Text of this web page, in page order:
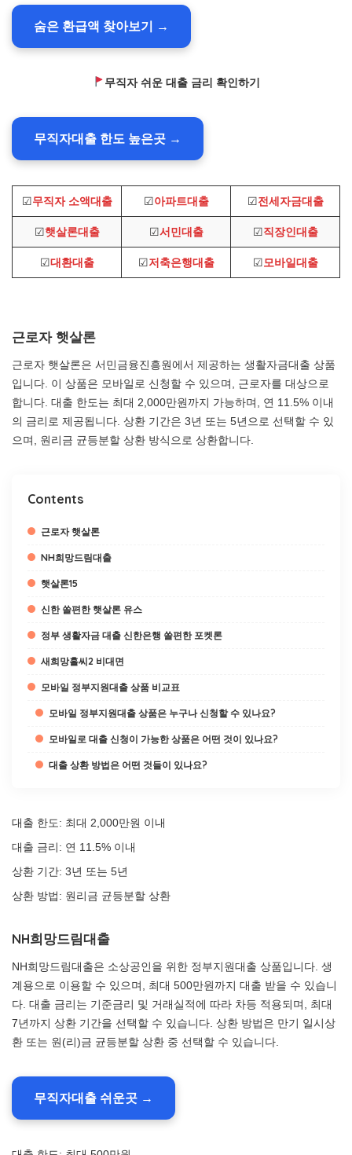
숨은 환급액 찾아보기 →
무직자 쉬운 대출 금리 확인하기
무직자대출 한도 높은곳 →
☑무직자 소액대출 ☑아파트대출 ☑전세자금대출
☑햇살론대출 ☑서민대출 ☑직장인대출
☑대환대출 ☑저축은행대출 ☑모바일대출
근로자 햇살론
근로자 햇살론은 서민금융진흥원에서 제공하는 생활자금대출 상품
입니다. 이 상품은 모바일로 신청할 수 있으며, 근로자를 대상으로
합니다. 대출 한도는 최대 2,000만원까지 가능하며, 연 11.5% 이내
의 금리로 제공됩니다. 상환 기간은 3년 또는 5년으로 선택할 수 있
으며, 원리금 균등분할 상환 방식으로 상환합니다.
Contents
근로자 햇살론
NH희망드림대출
햇살론15
신한 쏠편한 햇살론 유스
정부 생활자금 대출 신한은행 쏠편한 포켓론
새희망홀씨2 비대면
모바일 정부지원대출 상품 비교표
모바일 정부지원대출 상품은 누구나 신청할 수 있나요?
모바일로 대출 신청이 가능한 상품은 어떤 것이 있나요?
대출 상환 방법은 어떤 것들이 있나요?
대출 한도: 최대 2,000만원 이내
대출 금리: 연 11.5% 이내
상환 기간: 3년 또는 5년
상환 방법: 원리금 균등분할 상환
NH희망드림대출
NH희망드림대출은 소상공인을 위한 정부지원대출 상품입니다. 생
계용으로 이용할 수 있으며, 최대 500만원까지 대출 받을 수 있습니
다. 대출 금리는 기준금리 및 거래실적에 따라 차등 적용되며, 최대
7년까지 상환 기간을 선택할 수 있습니다. 상환 방법은 만기 일시상
환 또는 원(리)금 균등분할 상환 중 선택할 수 있습니다.
무직자대출 쉬운곳 →